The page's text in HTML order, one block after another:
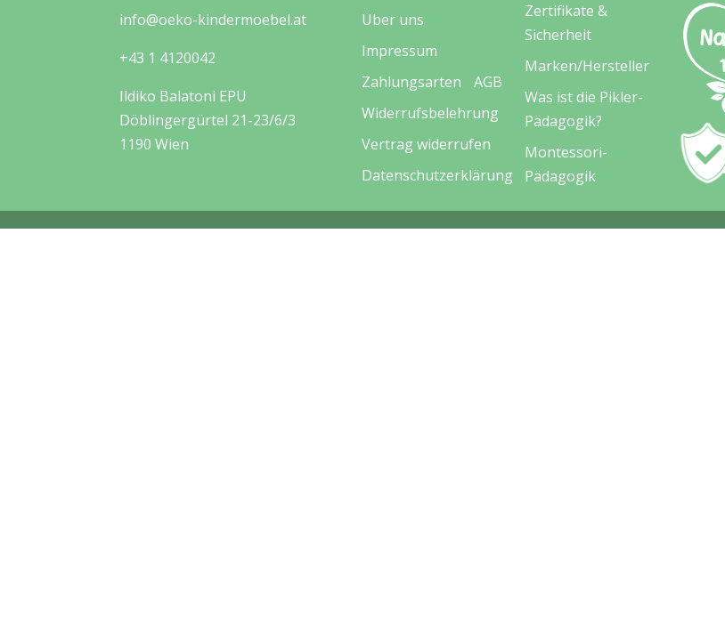
info@oeko-kindermoebel.at
+43 1 4120042
Ildiko Balatoni EPU
Döblingergürtel 21-23/6/3
1190 Wien
Über uns
Impressum
Zahlungsarten
AGB
Widerrufsbelehrung
Vertrag widerrufen
Datenschutzerklärung
Zertifikate &
Sicherheit
Marken/Hersteller
Was ist die Pikler-
Pädagogik?
Montessori-
Pädagogik